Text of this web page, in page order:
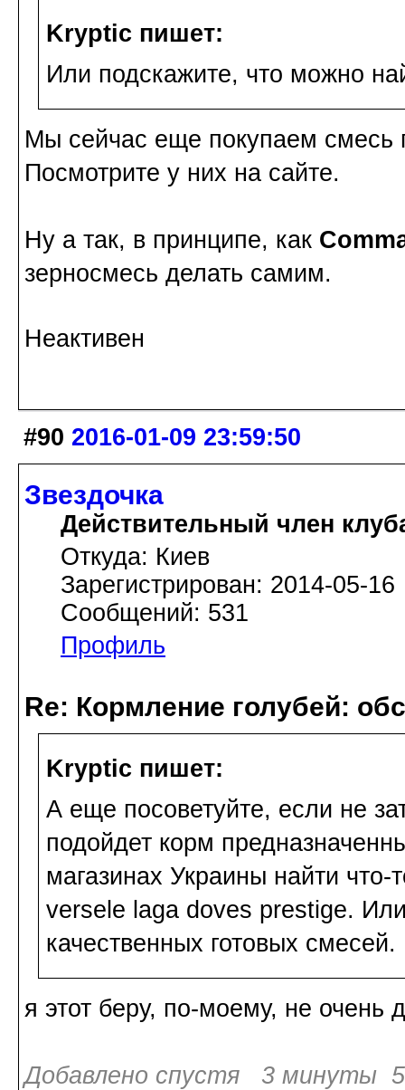
Kryptic пишет:
Или подскажите, что можно
Мы сейчас еще покупаем смесь
Посмотрите у них на сайте.
Ну а так, в принципе, как
зерносмесь делать самим.
Неактивен
#90 2016-01-09 23:59:50
Звездочка
Действительный член
Откуда: Киев
Зарегистрирован: 2014-05-16
Сообщений: 531
Профиль
Re: Кормление голубей:
Kryptic пишет:
А еще посоветуйте, если не
подойдет корм
магазинах Украины найти
versele laga doves prestige.
качественных готовых смесей.
я этот беру, по-моему, не очень
Добавлено спустя 3 минуты